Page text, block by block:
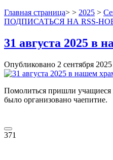
Главная страница> > 2025 >
ПОДПИСАТЬСЯ НА RSS-
31 августа 2025 в
Опубликовано 2 сентября 2025
Помолиться пришли учащиеся
было организовано чаепитие.
371